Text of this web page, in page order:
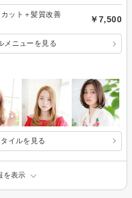
ット＋髪質改善
￥7,500
メニューを見る
イルを見る
を表示